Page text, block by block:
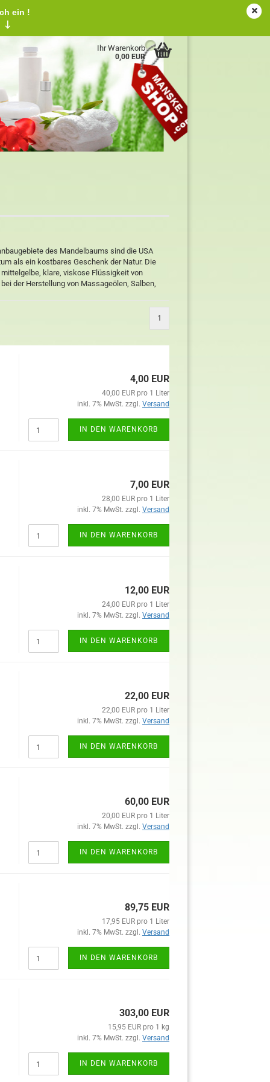
Ihr Warenkorb
0,00 EUR
ein !
↓
des Mandelbaums sind die USA
als ein kostbares Geschenk der Natur. Die
klare, viskose Flüssigkeit von
der Herstellung von Massageölen, Salben,
1
4,00 EUR
40,00 EUR pro 1 Liter
inkl. 7% MwSt. zzgl. Versand
IN DEN WARENKORB
7,00 EUR
28,00 EUR pro 1 Liter
inkl. 7% MwSt. zzgl. Versand
IN DEN WARENKORB
12,00 EUR
24,00 EUR pro 1 Liter
inkl. 7% MwSt. zzgl. Versand
IN DEN WARENKORB
22,00 EUR
22,00 EUR pro 1 Liter
inkl. 7% MwSt. zzgl. Versand
IN DEN WARENKORB
60,00 EUR
20,00 EUR pro 1 Liter
inkl. 7% MwSt. zzgl. Versand
IN DEN WARENKORB
89,75 EUR
17,95 EUR pro 1 Liter
inkl. 7% MwSt. zzgl. Versand
IN DEN WARENKORB
303,00 EUR
15,95 EUR pro 1 kg
inkl. 7% MwSt. zzgl. Versand
IN DEN WARENKORB